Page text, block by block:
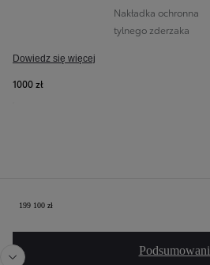
Nakładka ochronna
tylnego zderzaka
Dowiedz się więcej
1000 zł
199 100 zł
Twoja konfiguracja
Poprzedni